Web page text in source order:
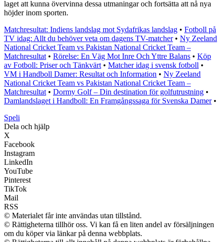
laget att kunna övervinna dessa utmaningar och fortsätta att nå nya
höjder inom sporten.
Matchresultat: Indiens landslag mot Sydafrikas landslag • Fotboll på
TV idag: Allt du behöver veta om dagens TV-matcher• Ny Zeeland
National Cricket Team vs Pakistan National Cricket Team –
Matchresultat • Rörelse: En Väg Mot Inre Och Yttre Balans • Köp
av Fotboll: Priser och Tänkvärt • Matcher idag i svensk fotboll •
VM i Handboll Damer: Resultat och Information • Ny Zeeland
National Cricket Team vs Pakistan National Cricket Team –
Matchresultat • Dormy Golf – Din destination för golfutrustning •
Damlandslaget i Handboll: En Framgångssaga för Svenska Damer•
Speli
Dela och hjälp
X
Facebook
Instagram
LinkedIn
YouTube
Pinterest
TikTok
Mail
RSS
© Materialet får inte användas utan tillstånd.
© Rättigheterna tillhör oss. Vi kan få en liten andel av försäljningen
om du köper via länkar på denna webbplats.